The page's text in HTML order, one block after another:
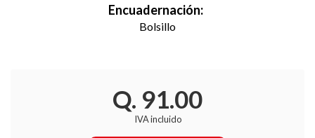
Encuadernación:
Bolsillo
Q. 91.00
IVA incluido